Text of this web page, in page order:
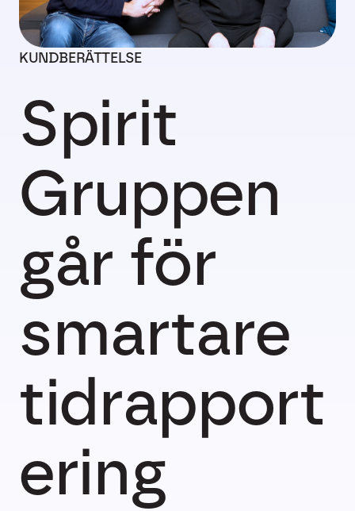
KUNDBERÄTTELSE
Spirit
Gruppen
går för
smartare
tidrapport
ering